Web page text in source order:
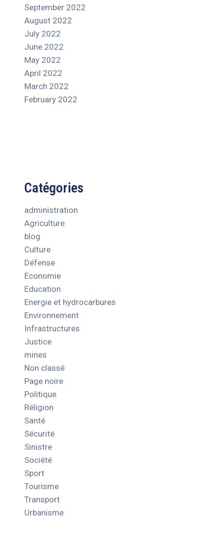
September 2022
August 2022
July 2022
June 2022
May 2022
April 2022
March 2022
February 2022
Catégories
administration
Agriculture
blog
Culture
Défense
Economie
Education
Energie et hydrocarbures
Environnement
Infrastructures
Justice
mines
Non classé
Page noire
Politique
Réligion
Santé
Sécurité
Sinistre
Société
Sport
Tourisme
Transport
Urbanisme